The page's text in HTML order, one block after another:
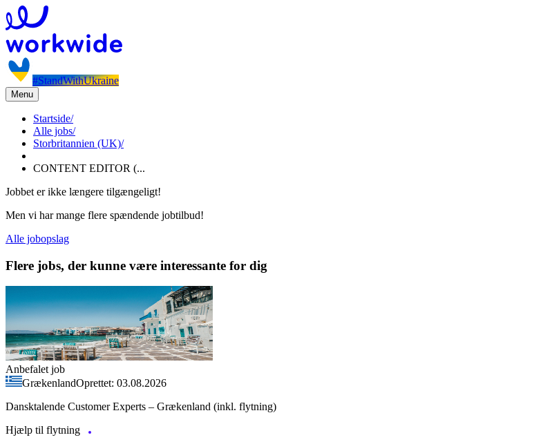
#StandWithUkraine
Menu
Startside/
Alle jobs/
Storbritannien (UK)/
CONTENT EDITOR (...
Jobbet er ikke længere tilgængeligt!
Men vi har mange flere spændende jobtilbud!
Alle jobopslag
Flere jobs, der kunne være interessante for dig
Anbefalet job
GrækenlandOprettet: 03.08.2026
Dansktalende Customer Experts – Grækenland (inkl. flytning)
Hjælp til flytning